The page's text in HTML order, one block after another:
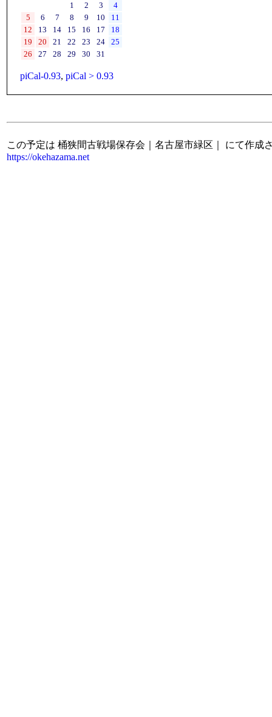
1
2 3
4
5
6 7 8 9 10
11
12
13 14 15 16 17
18
19
20 21 22 23 24
25
26
27 28 29 30 31
piCal-0.93, piCal > 0.93
この予定は 桶狭間古戦場保存会｜名古屋市緑区｜ にて作成
https://okehazama.net